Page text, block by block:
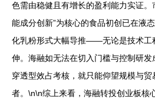
色需由稳健且有增长的盈利能力实证。
能成分创新”为核心的食品初创已在液
化乳粉形式大幅导推——无论是技术工
伸。海融如无法在切入门槛与控制研
穿透型效占考核，就只能仰望规模与贸
者。\n\n综上来看，海融转投创业板核